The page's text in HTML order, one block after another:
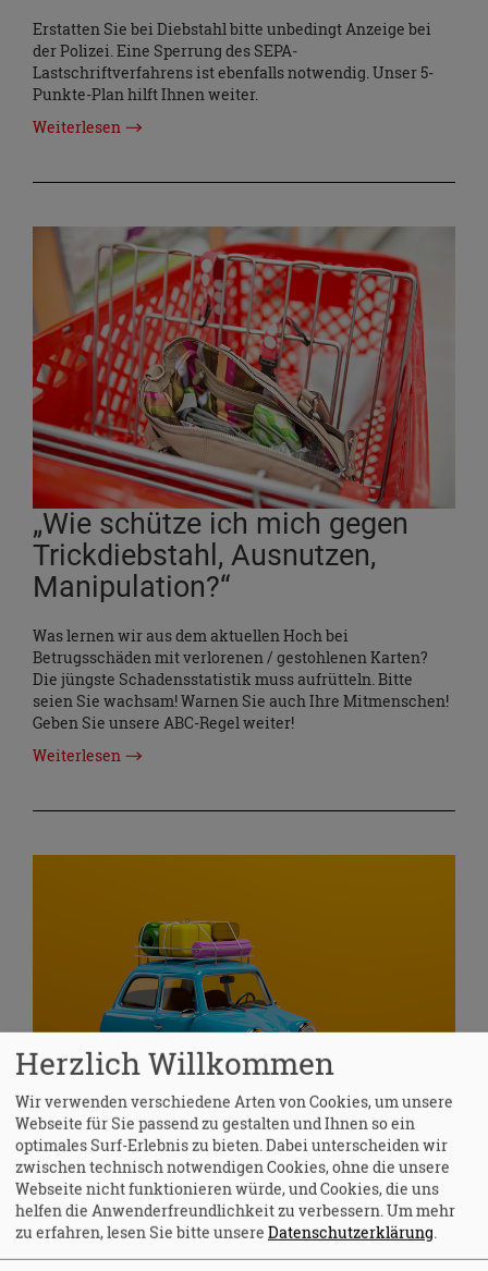
Erstatten Sie bei Diebstahl bitte unbedingt Anzeige bei
der Polizei. Eine Sperrung des SEPA-
Lastschriftverfahrens ist ebenfalls notwendig. Unser 5-
Punkte-Plan hilft Ihnen weiter.
Weiterlesen
„Wie schütze ich mich gegen
Trickdiebstahl, Ausnutzen,
Manipulation?“
Was lernen wir aus dem aktuellen Hoch bei
Betrugsschäden mit verlorenen / gestohlenen Karten?
Die jüngste Schadensstatistik muss aufrütteln. Bitte
seien Sie wachsam! Warnen Sie auch Ihre Mitmenschen!
Geben Sie unsere ABC-Regel weiter!
Weiterlesen
Wo ist denn die kleine
Ledertasche?
Zehn Tipps gegen Diebstahl und ein Geständnis. Endlich
Urlaub. Am Zielort angekommen, geht es erst einmal zur
Herzlich Willkommen
Wir verwenden verschiedene Arten von Cookies, um unsere
Webseite für Sie passend zu gestalten und Ihnen so ein
optimales Surf-Erlebnis zu bieten. Dabei unterscheiden wir
zwischen technisch notwendigen Cookies, ohne die unsere
Webseite nicht funktionieren würde, und Cookies, die uns
helfen die Anwenderfreundlichkeit zu verbessern. Um mehr
zu erfahren, lesen Sie bitte unsere Datenschutzerklärung.